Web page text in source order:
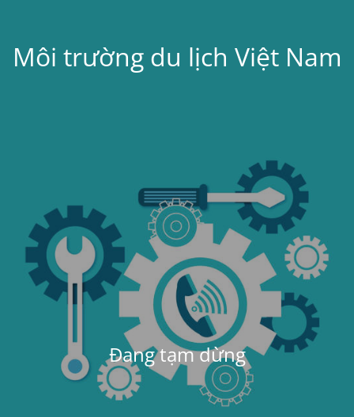
Môi trường du lịch Việt Nam
Đang tạm dừng